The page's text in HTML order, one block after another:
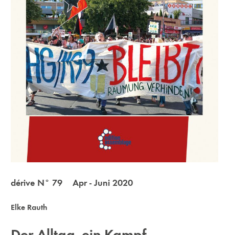
dérive N° 79 Apr - Juni 2020
Elke Rauth